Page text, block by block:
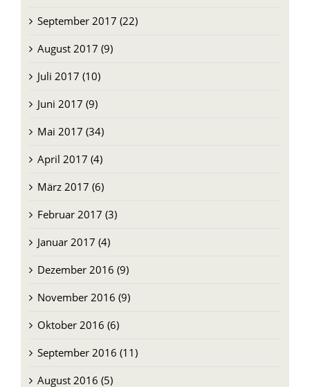
August 2017 (9)
Juli 2017 (10)
Juni 2017 (9)
Mai 2017 (34)
April 2017 (4)
März 2017 (6)
Februar 2017 (3)
Januar 2017 (4)
Dezember 2016 (9)
November 2016 (9)
Oktober 2016 (6)
September 2016 (11)
August 2016 (5)
Juli 2016 (7)